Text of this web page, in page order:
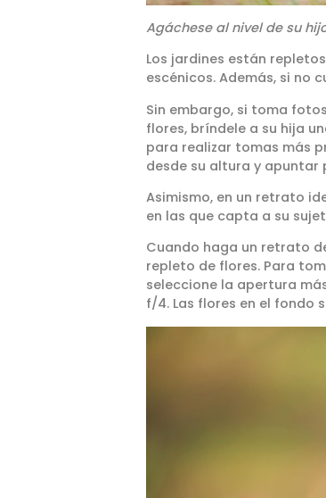
Agáchese al nivel de su
Los jardines están
escénicos. Además, si no
Sin embargo, si toma
flores, bríndele a su hija
para realizar tomas más
desde su altura y apuntar
Asimismo, en un retrato
en las que capta a su
Cuando haga un retrato
repleto de flores. Para
seleccione la apertura
f/4. Las flores en el fondo